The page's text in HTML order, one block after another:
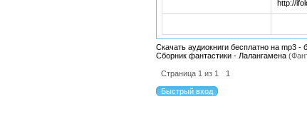
http://
Скачать аудиокниги бесплатно на mp3 -
Сборник фантастики - Лалангамена
Страница 1 из 1
1